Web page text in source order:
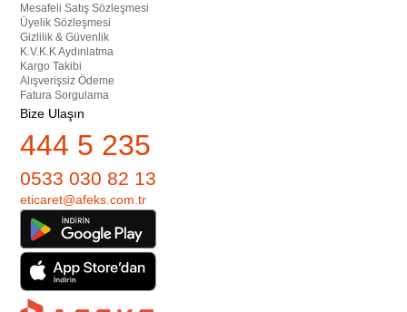
Mesafeli Satış Sözleşmesi
Üyelik Sözleşmesi
Gizlilik & Güvenlik
K.V.K.K Aydınlatma
Kargo Takibi
Alışverişsiz Ödeme
Fatura Sorgulama
Bize Ulaşın
444 5 235
0533 030 82 13
eticaret@afeks.com.tr